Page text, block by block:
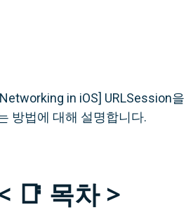
in iOS] URLSession
방법에 대해 설명합니다.
📑 목차 >